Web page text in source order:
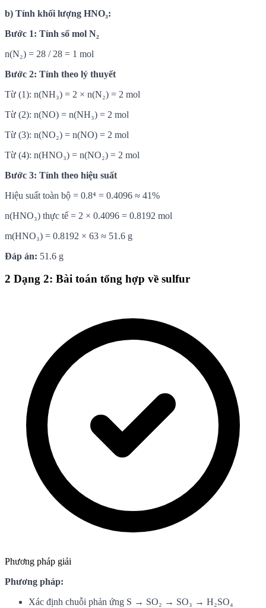
b) Tính khối lượng HNO₃:
Bước 1: Tính số mol N₂
n(N₂) = 28 / 28 = 1 mol
Bước 2: Tính theo lý thuyết
Từ (1): n(NH₃) = 2 × n(N₂) = 2 mol
Từ (2): n(NO) = n(NH₃) = 2 mol
Từ (3): n(NO₂) = n(NO) = 2 mol
Từ (4): n(HNO₃) = n(NO₂) = 2 mol
Bước 3: Tính theo hiệu suất
Hiệu suất toàn bộ = 0.8⁴ = 0.4096 ≈ 41%
n(HNO₃) thực tế = 2 × 0.4096 = 0.8192 mol
m(HNO₃) = 0.8192 × 63 ≈ 51.6 g
Đáp án: 51.6 g
2 Dạng 2: Bài toán tổng hợp về sulfur
Phương pháp giải
Phương pháp:
Xác định chuỗi phản ứng S → SO₂ → SO₃ → H₂SO₄